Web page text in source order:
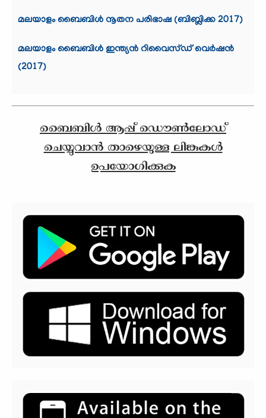
മലയാളം ബൈബിള്‍ നൂതന പരിഭാഷ (ബിബ്ലിക്ക 2017)
മലയാളം ബൈബിള്‍ ഇന്ത്യന്‍ റിവൈസ്ഡ് വെര്‍ഷന്‍
(2017)
ബൈബിൾ ആപ്പ് ഡൌണ്‍ലോഡ്
ചെയ്യുവാന്‍ താഴെയുള്ള ലിങ്കുകള്‍
ഉപയോഗിക്കുക